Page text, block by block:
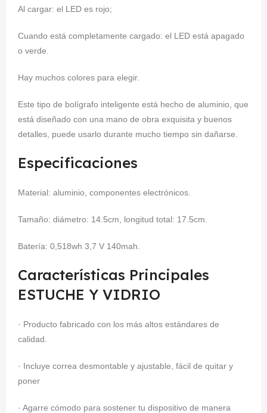
Al cargar: el LED es rojo;
Cuando está completamente cargado: el LED está apagado
o verde.
Hay muchos colores para elegir.
Este tipo de bolígrafo inteligente está hecho de aluminio, que
está diseñado con una mano de obra exquisita y buenos
detalles, puede usarlo durante mucho tiempo sin dañarse.
Especificaciones
Material: aluminio, componentes electrónicos.
Tamaño: diámetro: 14.5cm, longitud total: 17.5cm.
Batería: 0,518wh 3,7 V 140mah.
Características Principales
ESTUCHE Y VIDRIO
· Producto fabricado con los más altos estándares de
calidad.
· Incluye correa desmontable y ajustable, fácil de quitar y
poner
· Agarre cómodo para sostener tu dispositivo de manera